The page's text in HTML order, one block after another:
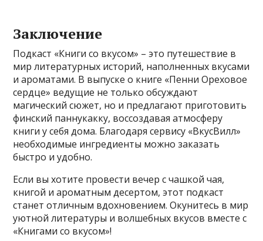
Заключение
Подкаст «Книги со вкусом» – это путешествие в
мир литературных историй, наполненных вкусами
и ароматами. В выпуске о книге «Пенни Ореховое
сердце» ведущие не только обсуждают
магический сюжет, но и предлагают приготовить
финский паннукакку, воссоздавая атмосферу
книги у себя дома. Благодаря сервису «ВкусВилл»
необходимые ингредиенты можно заказать
быстро и удобно.
Если вы хотите провести вечер с чашкой чая,
книгой и ароматным десертом, этот подкаст
станет отличным вдохновением. Окунитесь в мир
уютной литературы и волшебных вкусов вместе с
«Книгами со вкусом»!